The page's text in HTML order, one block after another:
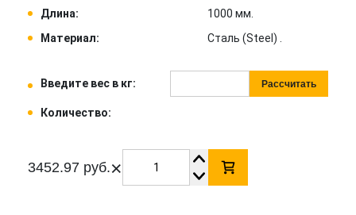
Длина:
1000 мм.
Материал:
Сталь (Steel) .
Введите вес в кг: Рассчитать
Количество:
3452.97 руб.×